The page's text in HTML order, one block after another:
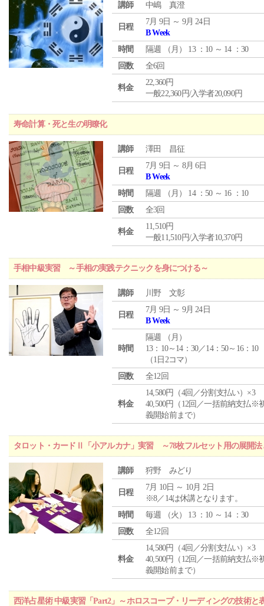
講師 中嶋 真澄
日程
7月 9日 ～ 9月 24日
B Week
時間
隔週 （ 月 ） 13 ：10 ～ 14 ：30
回数
全6回
料金
22,360円
一般22,360円/入学者20,090円
寿命計算・死と生の明瞭化
講師 澤田 昌征
日程
7月 9日 ～ 8月 6日
B Week
時間
隔週 （ 月 ） 14 ：50 ～ 16 ：10
回数
全3回
料金
11,510円
一般11,510円/入学者10,370円
手相中級実習 ～手相の実践テクニックを身につける～
講師 川野 文彰
日程
7月 9日 ～ 9月 24日
B Week
時間
隔週 （ 月 ）
13：10～14：30／14：50～16：10
（1日2コマ）
回数
全12回
料金
14,580円（4回／分割支払い）×3
40,500円（12回／一括前納支払※
義開始前まで）
タロット・カードⅡ「小アルカナ」実習 ～78枚フルセット用の展開法
講師 狩野 みどり
日程
7月 10日 ～ 10月 2日
※8／14は休講となります。
時間
毎週 （火 ） 13 ：10 ～ 14 ：30
回数
全12回
料金
14,580円（4回／分割支払い）×3
40,500円（12回／一括前納支払※
義開始前まで）
西洋占星術 中級実習「Part2」～ホロスコープ・リーディングの技術と